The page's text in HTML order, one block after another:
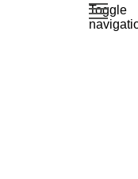
Toggle